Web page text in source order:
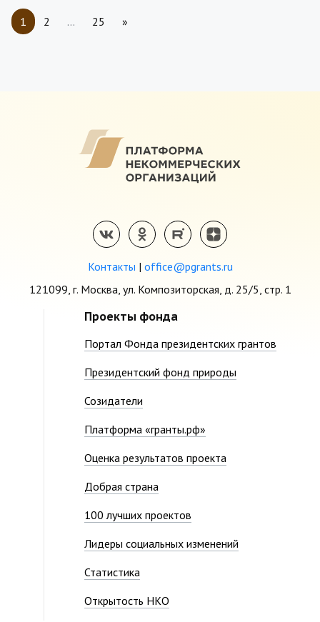
1 2 … 25 »
Контакты | office@pgrants.ru
121099, г. Москва, ул. Композиторская, д. 25/5, стр. 1
Проекты фонда
Портал Фонда президентских грантов
Президентский фонд природы
Созидатели
Платформа «гранты.рф»
Оценка результатов проекта
Добрая страна
100 лучших проектов
Лидеры социальных изменений
Статистика
Открытость НКО